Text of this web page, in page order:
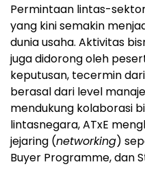
Permintaan lintas-
yang kini semakin
dunia usaha. Aktivitas
juga didorong oleh
keputusan, tecermin
berasal dari level
mendukung kolaborasi
lintasnegara, ATxE
jejaring (networking)
Buyer Programme, dan